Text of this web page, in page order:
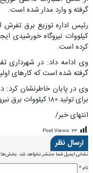
گرفته و وارد مدار شده است.
کیلووات نیروگاه خورشیدی
کرده است.
گرفته شده است که کارهای
برای تولید ۱۸۰ کیلووات برق نیروگاه خورشیدی درنظرگرفته شده است.
انتهای خبر/
Post Views: ۲۳
ارسال نظر
نشانی ایمیل شما منتشر نخواهد شد.بخش‌های
نام*